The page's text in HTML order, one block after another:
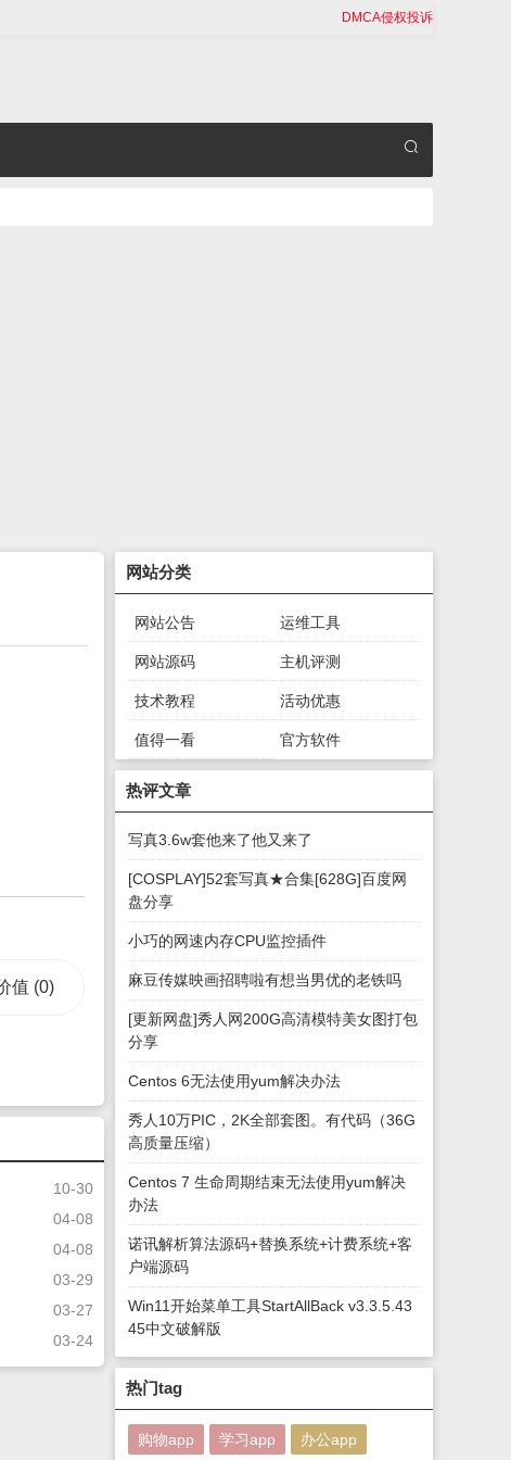
DMCA侵权投诉
值 (0)
10-30
04-08
04-08
03-29
03-27
03-24
网站分类
网站公告 运维工具
网站源码 主机评测
技术教程 活动优惠
值得一看
绿色软件
官方软件
热评文章
写真3.6w套他来了他又来了
[COSPLAY]52套写真★合集[628G]百度网
盘分享
小巧的网速内存CPU监控插件
麻豆传媒映画招聘啦有想当男优的老铁吗
[更新网盘]秀人网200G高清模特美女图打包
分享
Centos 6无法使用yum解决办法
秀人10万PIC，2K全部套图。有代码（36G
高质量压缩）
Centos 7 生命周期结束无法使用yum解决
办法
诺讯解析算法源码+替换系统+计费系统+客
户端源码
Win11开始菜单工具StartAllBack v3.3.5.43
45中文破解版
热门tag
购物app 学习app 办公app